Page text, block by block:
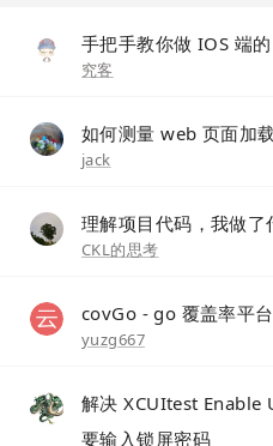
手把手教你做 IOS 端
究客
如何测量 web 页面加
jack
理解项目代码，我做了
CKL的思考
covGo - go 覆盖率平台
yuzg667
解决 XCUItest
要输入锁屏密码